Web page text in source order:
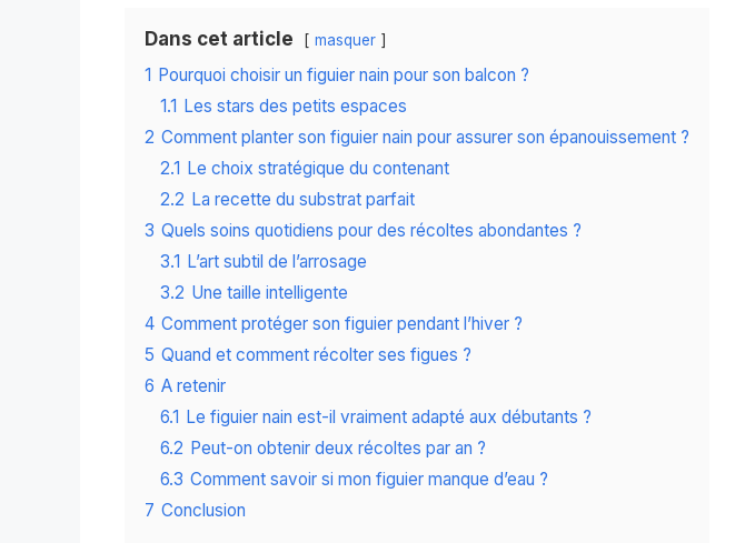
Dans cet article masquer
1 Pourquoi choisir un figuier nain pour son balcon ?
1.1 Les stars des petits espaces
2 Comment planter son figuier nain pour assurer son épanouissement ?
2.1 Le choix stratégique du contenant
2.2 La recette du substrat parfait
3 Quels soins quotidiens pour des récoltes abondantes ?
3.1 L’art subtil de l’arrosage
3.2 Une taille intelligente
4 Comment protéger son figuier pendant l’hiver ?
5 Quand et comment récolter ses figues ?
6 A retenir
6.1 Le figuier nain est-il vraiment adapté aux débutants ?
6.2 Peut-on obtenir deux récoltes par an ?
6.3 Comment savoir si mon figuier manque d’eau ?
7 Conclusion